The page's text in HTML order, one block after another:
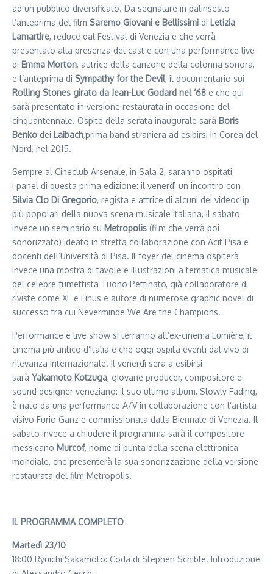
ad un pubblico diversificato. Da segnalare in palinsesto
l’anteprima del film Saremo Giovani e Bellissimi di Letizia
Lamartire, reduce dal Festival di Venezia e che verrà
presentato alla presenza del cast e con una performance live
di Emma Morton, autrice della canzone della colonna sonora,
e l’anteprima di Sympathy for the Devil, il documentario sui
Rolling Stones girato da Jean-Luc Godard nel ‘68 e che qui
sarà presentato in versione restaurata in occasione del
cinquantennale. Ospite della serata inaugurale sarà Boris
Benko dei Laibach,prima band straniera ad esibirsi in Corea del
Nord, nel 2015.
Sempre al Cineclub Arsenale, in Sala 2, saranno ospitati
i panel di questa prima edizione: il venerdì un incontro con
Silvia Clo Di Gregorio, regista e attrice di alcuni dei videoclip
più popolari della nuova scena musicale italiana, il sabato
invece un seminario su Metropolis (film che verrà poi
sonorizzato) ideato in stretta collaborazione con Acit Pisa e
docenti dell’Università di Pisa. Il foyer del cinema ospiterà
invece una mostra di tavole e illustrazioni a tematica musicale
del celebre fumettista Tuono Pettinato, già collaboratore di
riviste come XL e Linus e autore di numerose graphic novel di
successo tra cui Neverminde We Are the Champions.
Performance e live show si terranno all’ex-cinema Lumière, il
cinema più antico d’Italia e che oggi ospita eventi dal vivo di
rilevanza internazionale. Il venerdì sera a esibirsi
sarà Yakamoto Kotzuga, giovane producer, compositore e
sound designer veneziano: il suo ultimo album, Slowly Fading,
è nato da una performance A/V in collaborazione con l’artista
visivo Furio Ganz e commissionata dalla Biennale di Venezia. Il
sabato invece a chiudere il programma sarà il compositore
messicano Murcof, nome di punta della scena elettronica
mondiale, che presenterà la sua sonorizzazione della versione
restaurata del film Metropolis.
IL PROGRAMMA COMPLETO
Martedì 23/10
18:00 Ryuichi Sakamoto: Coda di Stephen Schible. Introduzione